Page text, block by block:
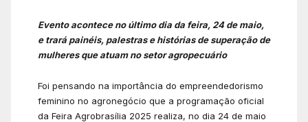
Evento acontece no último dia da feira, 24 de maio,
e trará painéis, palestras e histórias de superação de
mulheres que atuam no setor agropecuário
Foi pensando na importância do empreendedorismo
feminino no agronegócio que a programação oficial
da Feira Agrobrasília 2025 realiza, no dia 24 de maio